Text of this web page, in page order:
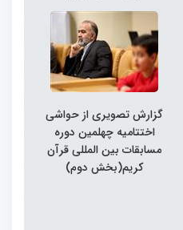
گزارش تصویری از حواشی
اختتامیه چهلمین دوره
مسابقات بین المللی قرآن
کریم(بخش دوم)